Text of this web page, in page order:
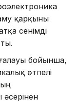
қарқыны
сенімді
бойынша,
өтпелі